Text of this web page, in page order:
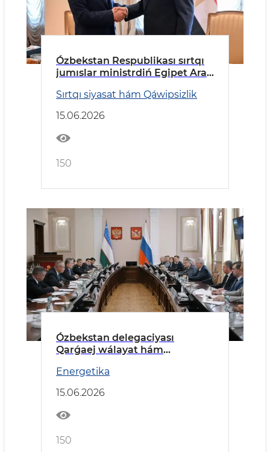
Ózbekstan Respublikası sırtqı
jumıslar ministrdiń Egipet Arab
Sırtqı siyasat hám Qáwipsizlik
15.06.2026
150
Ózbekstan delegaciyası
Qarǵaej wálayat hám
Energetika
15.06.2026
150